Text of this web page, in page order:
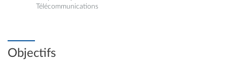
Télécommunications
Objectifs